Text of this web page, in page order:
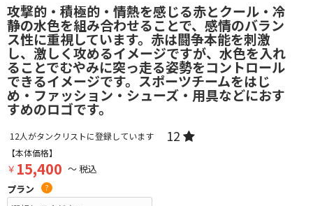
攻撃的・積極的・情熱を感じる赤とクール・冷
静の水色を組み合わせることで、感情のバラン
ス性に重視しています。赤は闘争本能を刺激
し、激しく攻めるイメージですが、水色を入れ
ることでむやみに突っ走る姿勢をコントロール
できるイメージです。スポーツチームをはじ
め・ファッション・シューズ・用具などにおす
すめのロゴです。
12人がタンクリストに登録しています 12
【本体価格】
￥ 15,400 ～ 税込
プラン
?